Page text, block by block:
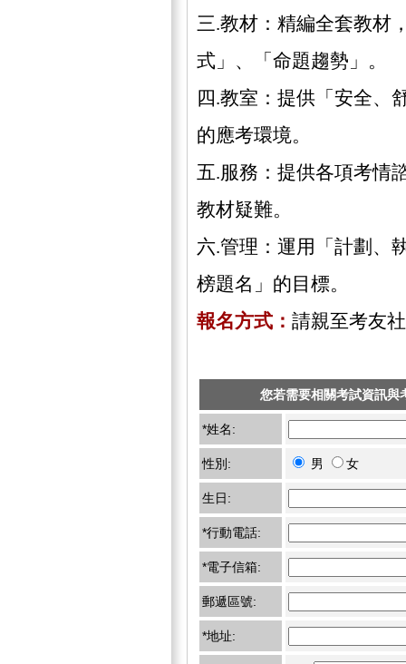
三.教材：精編全套教材
式」、「命題趨勢」。
四.教室：提供「安全、
的應考環境。
五.服務：提供各項考情
教材疑難。
六.管理：運用「計劃、
榜題名」的目標。
報名方式： 請親至考友
您若需要相關考試資訊與
*姓名:
性別: 男 女
生日:
*行動電話:
*電子信箱:
郵遞區號:
*地址: